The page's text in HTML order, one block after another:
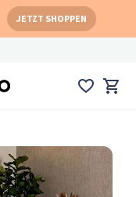
JETZT SHOPPEN